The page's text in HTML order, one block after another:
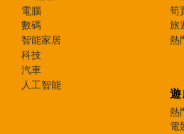
電腦
數碼
智能家居
科技
汽車
人工智能
筍
旅
熱
熱
電